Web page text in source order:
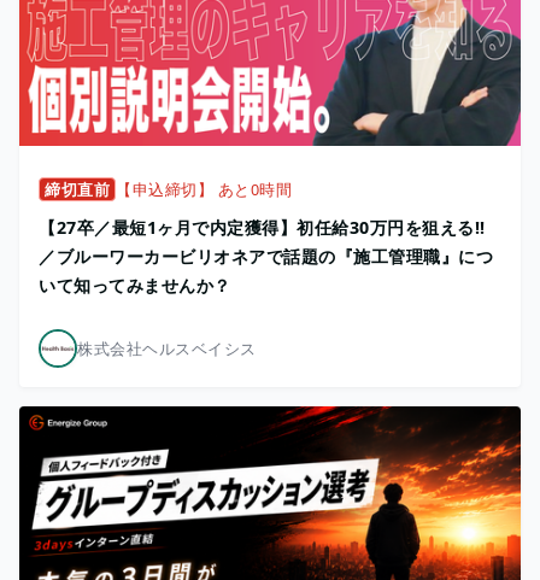
締切直前 【申込締切】 あと0時間
【27卒／最短1ヶ月で内定獲得】初任給30万円を狙える!!
／ブルーワーカービリオネアで話題の『施工管理職』につ
いて知ってみませんか？
株式会社ヘルスベイシス